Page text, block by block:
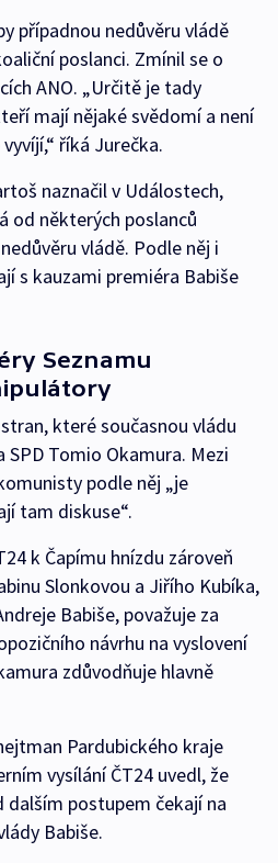
případnou nedůvěru vládě
poslanci. Zmínil se o
ANO. „Určitě je tady
mají nějaké svědomí a není
říká Jurečka.
naznačil v Událostech,
od některých poslanců
vládě. Podle něj i
s kauzami premiéra Babiše
Seznamu
které současnou vládu
Tomio Okamura. Mezi
podle něj „je
tam diskuse“.
k Čapímu hnízdu zároveň
Slonkovou a Jiřího Kubíka,
Babiše, považuje za
návrhu na vyslovení
zdůvodňuje hlavně
Pardubického kraje
vysílání ČT24 uvedl, že
postupem čekají na
Babiše.